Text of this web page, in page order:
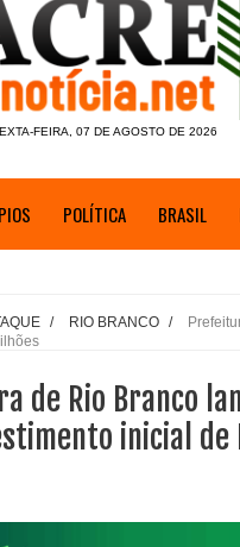
FEIRA, 07 DE AGOSTO DE 2026
POLÍTICA BRASIL
/ RIO BRANCO /
de Rio Branco
inicial de